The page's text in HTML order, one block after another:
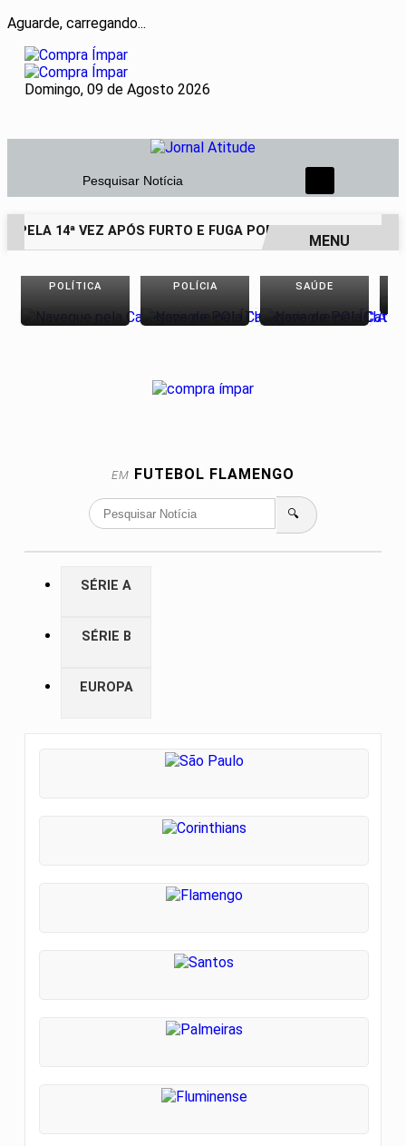
Aguarde, carregando...
Domingo, 09 de Agosto 2026
Pesquisar Notícia
PELA 14ª VEZ APÓS FURTO E FUGA POR TELHADOS
EM ALTA
MENU
POLÍTICA POLÍCIA SAÚDE
EM FUTEBOL FLAMENGO
🔍
SÉRIE A
SÉRIE B
EUROPA